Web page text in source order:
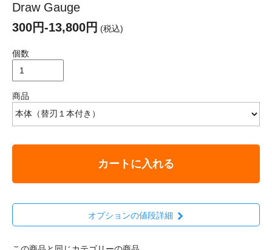
Draw Gauge
300円-13,800円 (税込)
個数
商品
カートに入れる
オプションの値段詳細